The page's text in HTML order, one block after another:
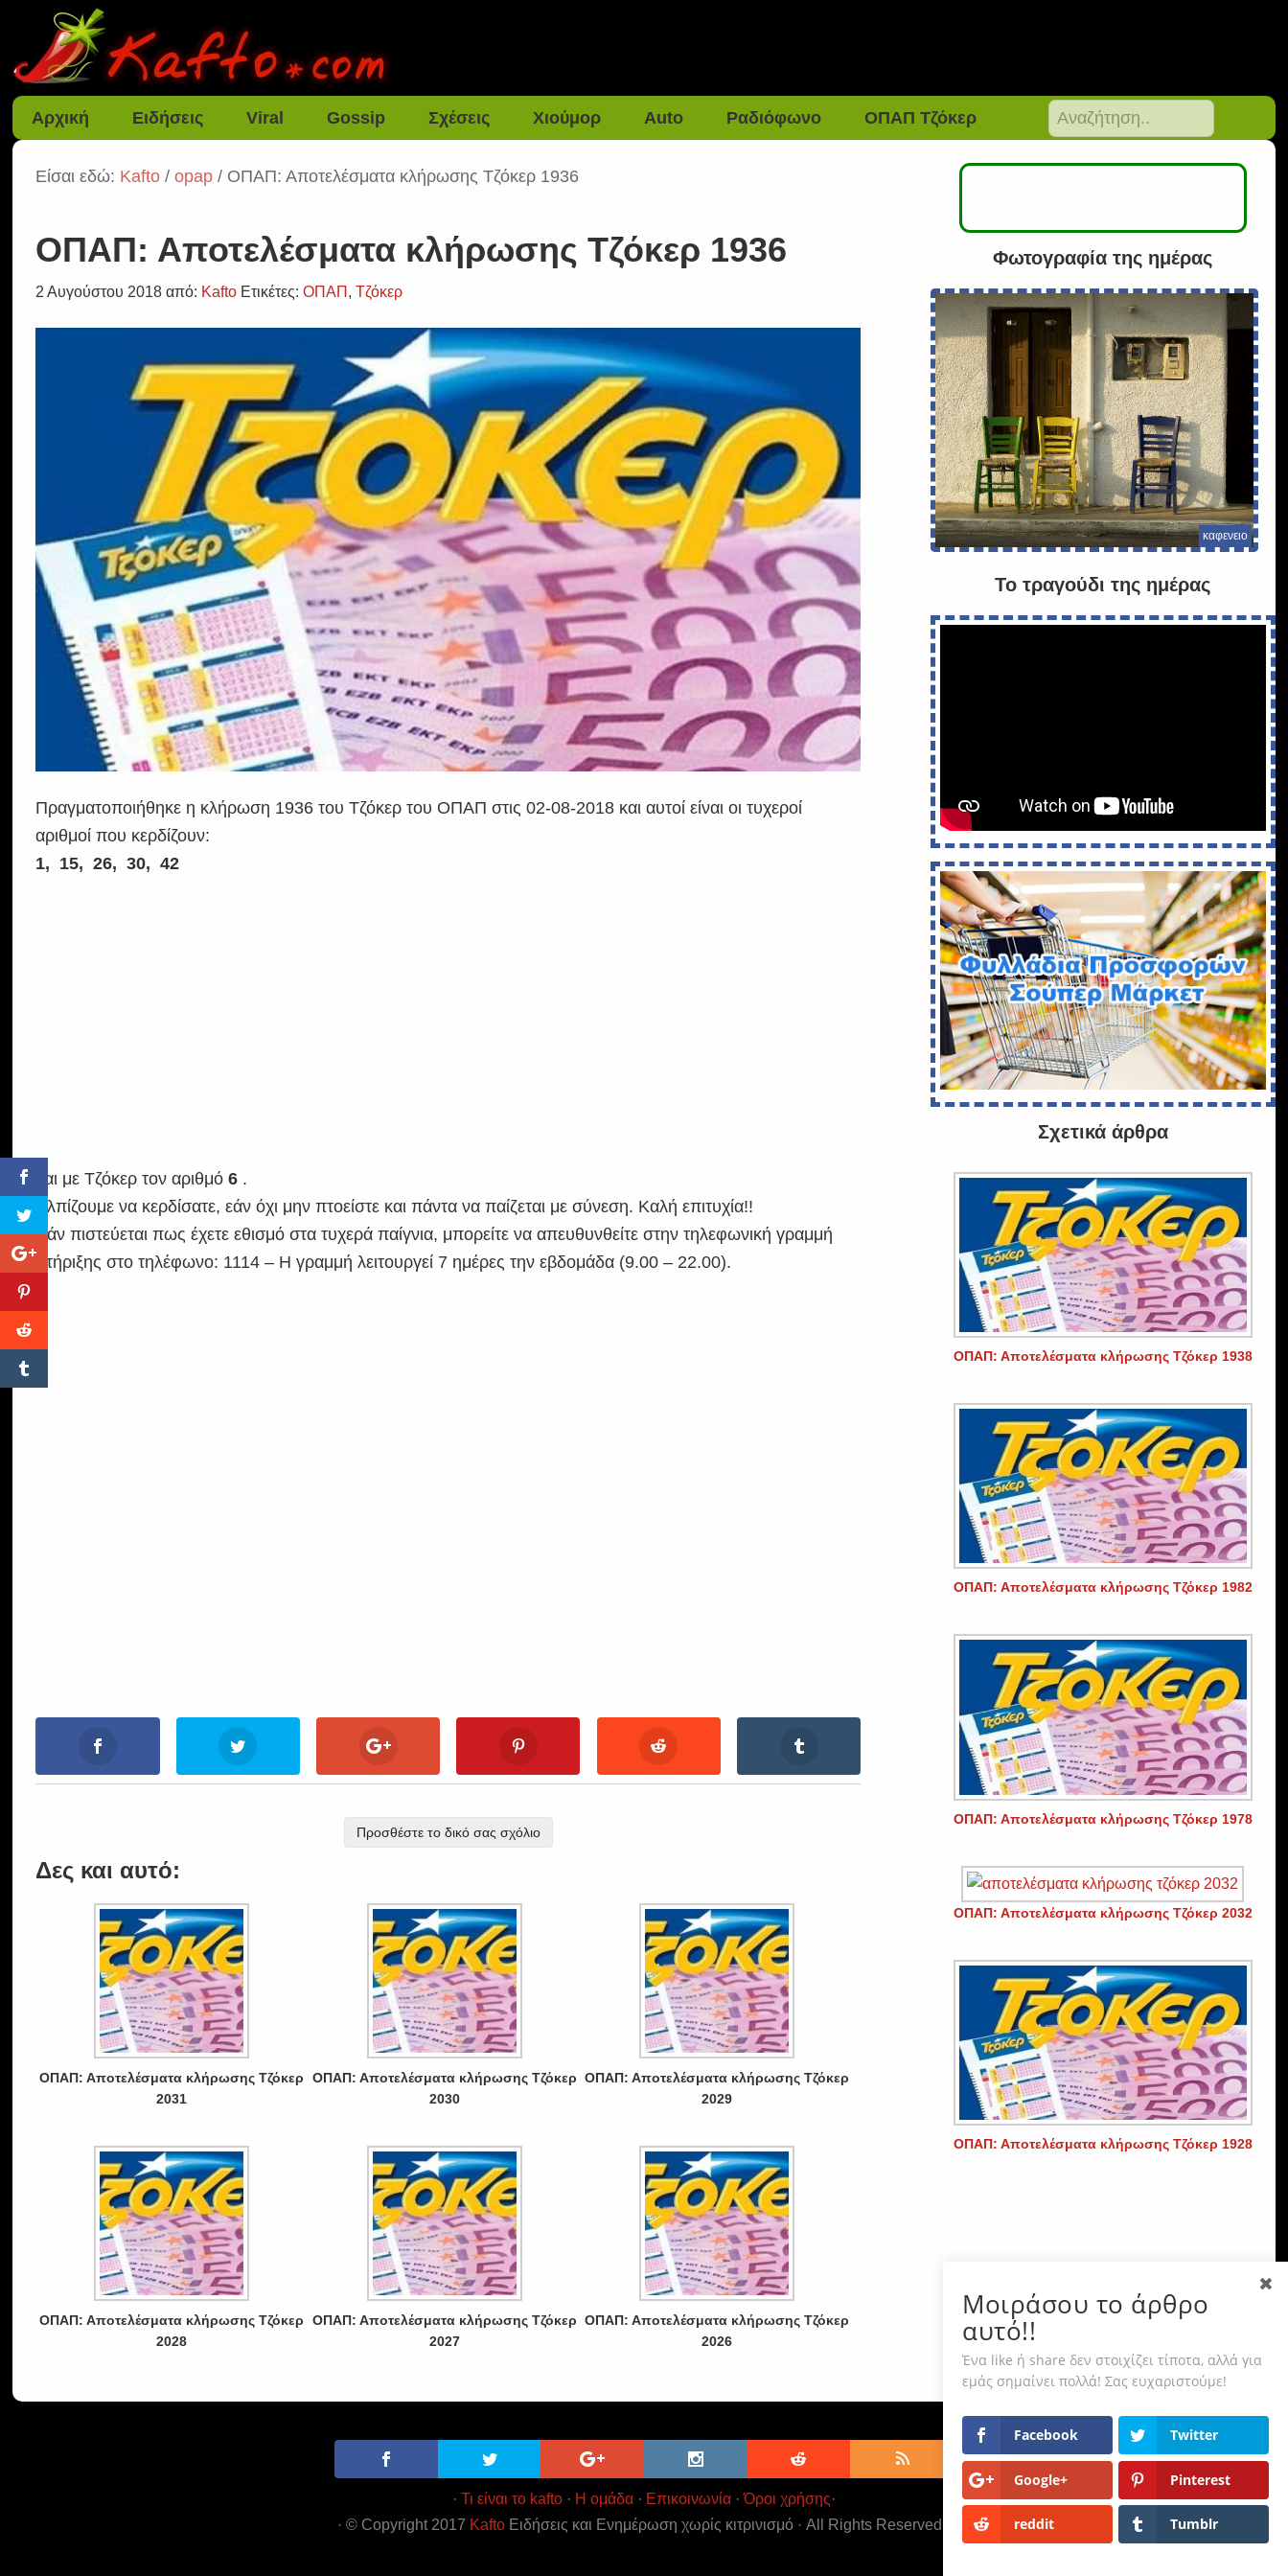
Αρχική Ειδήσεις Viral Gossip Σχέσεις Χιούμορ Auto Ραδιόφωνο ΟΠΑΠ Τζόκερ
Είσαι εδώ: Kafto /opap / ΟΠΑΠ: Αποτελέσματα κλήρωσης Τζόκερ 1936
ΟΠΑΠ: Αποτελέσματα κλήρωσης Τζόκερ 1936
2 Αυγούστου 2018 από: Kafto Ετικέτες:ΟΠΑΠ ,Τζόκερ
Πραγματοποιήθηκε η κλήρωση 1936 του Τζόκερ του ΟΠΑΠ στις 02-08-2018 και αυτοί είναι οι τυχεροί
αριθμοί που κερδίζουν:
1, 15, 26, 30, 42
και με Τζόκερ τον αριθμό6 .
Ελπίζουμε να κερδίσατε, εάν όχι μην πτοείστε και πάντα να παίζεται με σύνεση. Καλή επιτυχία!!
Εάν πιστεύεται πως έχετε εθισμό στα τυχερά παίγνια, μπορείτε να απευθυνθείτε στην τηλεφωνική γραμμή
στήριξης στο τηλέφωνο: 1114 – Η γραμμή λειτουργεί 7 ημέρες την εβδομάδα (9.00 – 22.00).
Προσθέστε το δικό σας σχόλιο
Δες και αυτό:
ΟΠΑΠ: Αποτελέσματα κλήρωσης Τζόκερ
2031
ΟΠΑΠ: Αποτελέσματα κλήρωσης Τζόκερ
2030
ΟΠΑΠ: Αποτελέσματα κλήρωσης Τζόκερ
2029
ΟΠΑΠ: Αποτελέσματα κλήρωσης Τζόκερ
2028
ΟΠΑΠ: Αποτελέσματα κλήρωσης Τζόκερ
2027
ΟΠΑΠ: Αποτελέσματα κλήρωσης Τζόκερ
2026
Φωτογραφία της ημέρας
καφενειο
Το τραγούδι της ημέρας
Σχετικά άρθρα
ΟΠΑΠ: Αποτελέσματα κλήρωσης Τζόκερ 1938
ΟΠΑΠ: Αποτελέσματα κλήρωσης Τζόκερ 1982
ΟΠΑΠ: Αποτελέσματα κλήρωσης Τζόκερ 1978
ΟΠΑΠ: Αποτελέσματα κλήρωσης Τζόκερ 2032
ΟΠΑΠ: Αποτελέσματα κλήρωσης Τζόκερ 1928
· Τι είναι το kafto· Η ομάδα· Επικοινωνία·Όροι χρήσης·
· © Copyright 2017 KaftoΕιδήσεις και Ενημέρωση χωρίς κιτρινισμό · All Rights Reserved ·
Μοιράσου το άρθρο
αυτό!!
Ένα like ή share δεν στοιχίζει τίποτα, αλλά για
εμάς σημαίνει πολλά! Σας ευχαριστούμε!
Facebook Twitter
Google+ Pinterest
reddit Tumblr